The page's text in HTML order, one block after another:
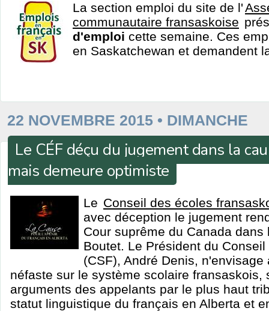
La section emploi du site de l'
communautaire fransaskoise
d'emploi cette semaine. Ces
en Saskatchewan et demandent
22 NOVEMBRE 2015 • DIMANCHE
Le CÉF déçu du jugement dans la
mais demeure optimiste
Le Conseil des écoles
avec déception le jugement
Cour suprême du Canada dans
Boutet. Le Président du
(CSF), André Denis,
néfaste sur le système scolaire fransaskois,
arguments des appelants par le plus haut
statut linguistique du français en Alberta et